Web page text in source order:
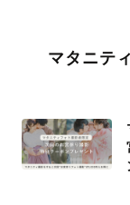
マタニテ